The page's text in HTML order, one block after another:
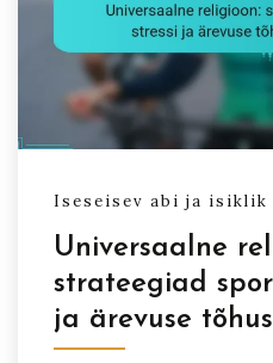
Iseseisev abi ja isiklik
Universaalne
strateegiad
ja ärevuse